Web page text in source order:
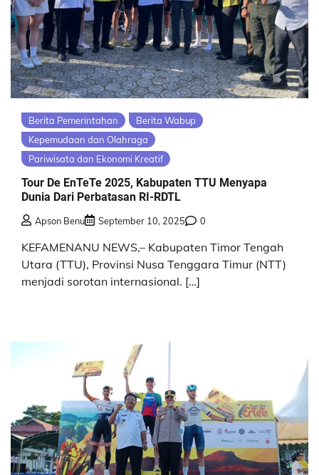
Berita Pemerintahan
Berita Wabup
Kepemudaan dan Olahraga
Pariwisata dan Ekonomi Kreatif
Tour De EnTeTe 2025, Kabupaten TTU Menyapa
Dunia Dari Perbatasan RI-RDTL
Apson Benu September 10, 2025 0
KEFAMENANU NEWS,– Kabupaten Timor Tengah
Utara (TTU), Provinsi Nusa Tenggara Timur (NTT)
menjadi sorotan internasional. […]